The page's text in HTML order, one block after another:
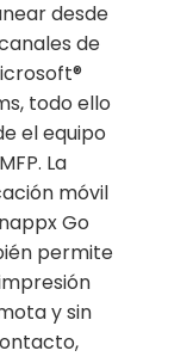
desde
de
todo ello
el equipo
MFP. La
móvil
Go
permite
y sin